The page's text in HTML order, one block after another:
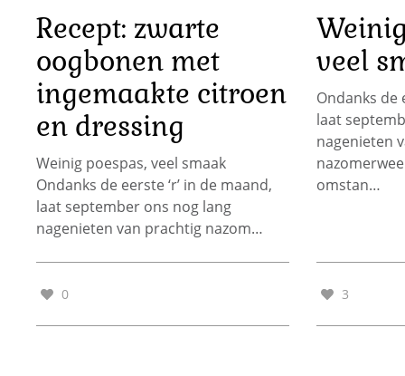
Recept: zwarte
oogbonen met
ingemaakte citroen
en dressing
Weinig poespas, veel smaak
Ondanks de eerste ‘r’ in de maand,
laat september ons nog lang
nagenieten van prachtig nazom…
0
veel
Ondanks de
laat
nagenieten
omstan…
3